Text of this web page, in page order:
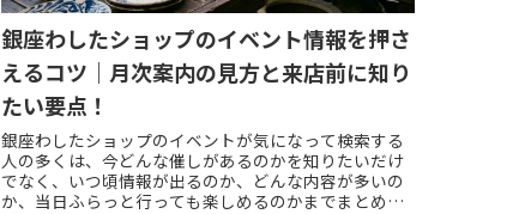
銀座わしたショップのイベント情報を押さ
えるコツ｜月次案内の見方と来店前に知り
たい要点！
銀座わしたショップのイベントが気になって検索する
人の多くは、今どんな催しがあるのかを知りたいだけ
でなく、いつ頃情報が出るのか、どんな内容が多いの
か、当日ふらっと行っても楽しめるのかまでまとめて